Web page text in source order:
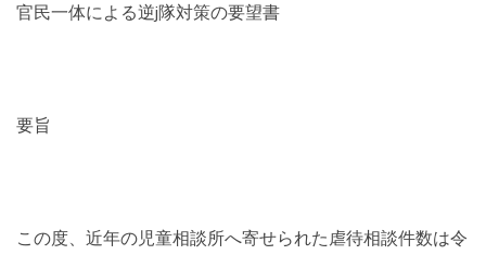
官民一体による逆j隊対策の要望書
要旨
この度、近年の児童相談所へ寄せられた虐待相談件数は令